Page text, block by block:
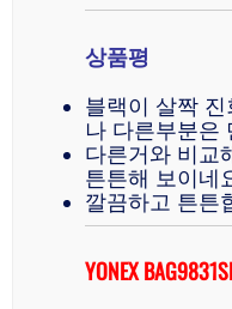
상품평
블랙이 살짝
나 다른부분은
다른거와 비교
튼튼해 보이네
깔끔하고 튼튼
YONEX